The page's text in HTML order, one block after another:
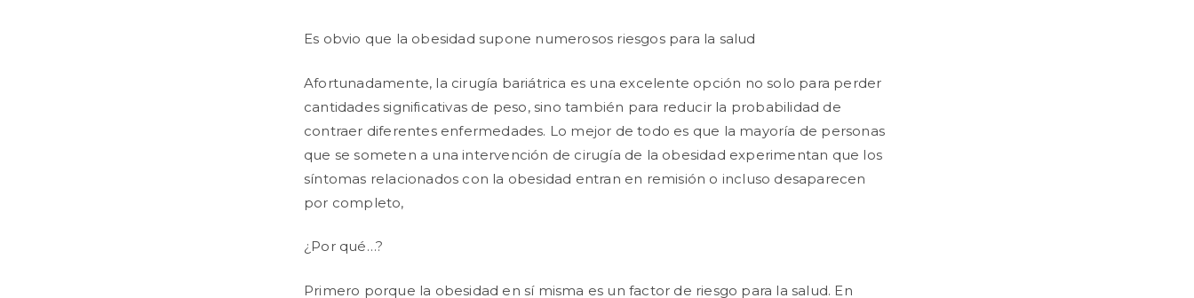
Es obvio que la obesidad supone numerosos riesgos para la salud
Afortunadamente, la cirugía bariátrica es una excelente opción no solo para perder
cantidades significativas de peso, sino también para reducir la probabilidad de
contraer diferentes enfermedades. Lo mejor de todo es que la mayoría de personas
que se someten a una intervención de cirugía de la obesidad experimentan que los
síntomas relacionados con la obesidad entran en remisión o incluso desaparecen
por completo,
¿Por qué…?
Primero porque la obesidad en sí misma es un factor de riesgo para la salud. En